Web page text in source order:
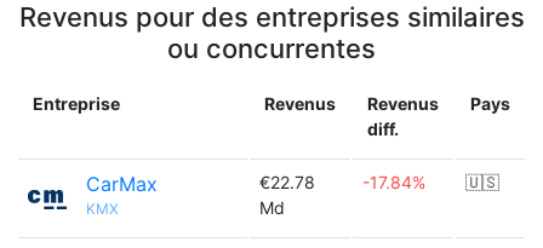
Revenus pour des entreprises similaires
ou concurrentes
Entreprise Revenus
Revenus
diff.
Pays
CarMax
KMX
€22.78
Md
-17.84% 🇺🇸